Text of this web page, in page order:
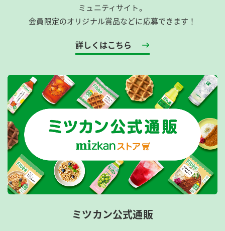
ミュニティサイト。
会員限定のオリジナル賞品などに応募できます！
詳しくはこちら
ミツカン公式通販